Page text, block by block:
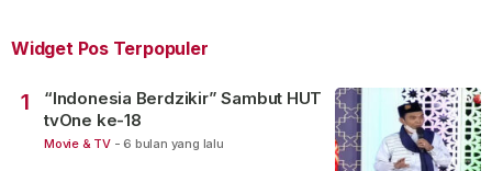
Widget Pos Terpopuler
1
“Indonesia Berdzikir” Sambut HUT
tvOne ke-18
Movie & TV - 6 bulan yang lalu